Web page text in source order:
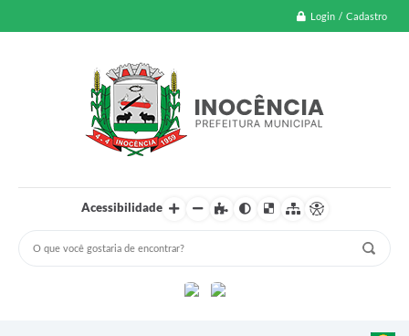
Login / Cadastro
Acessibilidade